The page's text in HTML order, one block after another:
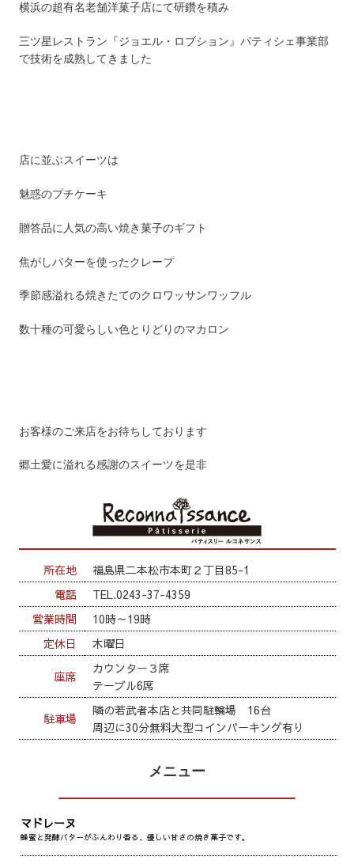
横浜の超有名老舗洋菓子店にて研鑽を積み
三ツ星レストラン『ジョエル・ロブション』パティシェ事業部
で技術を成熟してきました
店に並ぶスイーツは
魅惑のプチケーキ
贈答品に人気の高い焼き菓子のギフト
焦がしバターを使ったクレープ
季節感溢れる焼きたてのクロワッサンワッフル
数十種の可愛らしい色とりどりのマカロン
お客様のご来店をお待ちしております
郷土愛に溢れる感謝のスイーツを是非
所在地
福島県二本松市本町２丁目85-1
電話
TEL.0243-37-4359
営業時間
10時～19時
定休日
木曜日
座席
カウンター３席
テーブル6席
駐車場
隣の若武者本店と共同駐輪場 16台
周辺に30分無料大型コインパーキング有り
メニュー
マドレーヌ
蜂蜜と発酵バターがふんわり香る、優しい甘さの焼き菓子です。